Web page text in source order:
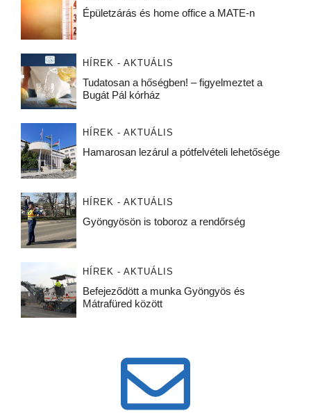
Épületzárás és home office a MATE-n
HÍREK - AKTUÁLIS
Tudatosan a hőségben! – figyelmeztet a
Bugát Pál kórház
HÍREK - AKTUÁLIS
Hamarosan lezárul a pótfelvételi lehetősége
HÍREK - AKTUÁLIS
Gyöngyösön is toboroz a rendőrség
HÍREK - AKTUÁLIS
Befejeződött a munka Gyöngyös és
Mátrafüred között